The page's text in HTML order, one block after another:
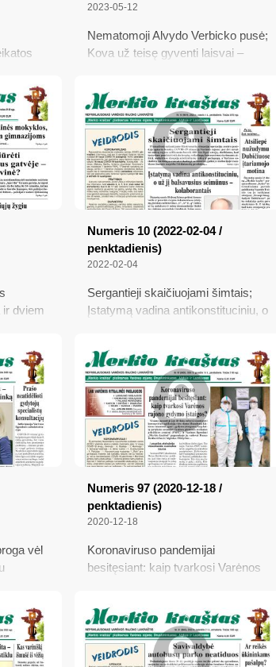
po
2023-05-12
Nematomoji Alvydo Verbicko pusė;
Kova už teisę gyventi laisvai –
dviem
osios
Numeris 10 (2022-02-04 /
penktadienis)
2022-02-04
Sergantieji skaičiuojami šimtais;
Įstatymą vadina antikonstituciniu, o
Krikšto liudijimas, jo dovana ir... 102
metų amžiaus kaimynė; Atsiliepė
nužudymu Dubičiuose įtariamojo
motina; Galimybių paso nebereikės
jau šeštadienį
vėl
Numeris 97 (2020-12-18 /
penktadienis)
2020-12-18
Koronaviruso pandemijai
besitęsiant: kaip tvarkosi Varėnos
pinigus; Šis tas apie Dalią
Tamulevičiūtę ir kitus